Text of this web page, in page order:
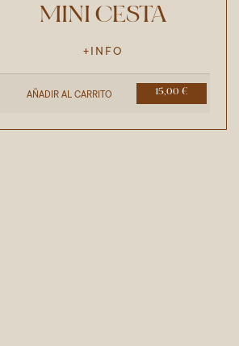
MINI CESTA
+INFO
AÑADIR AL CARRITO 15,00 €